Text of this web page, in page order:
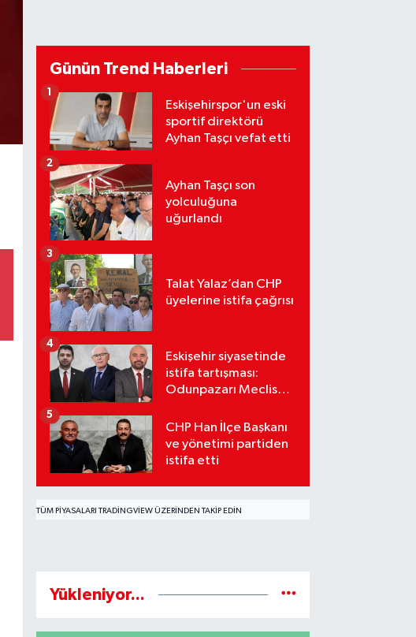
Günün Trend Haberleri
Eskişehirspor'un eski
sportif direktörü
Ayhan Taşçı vefat etti
1
Ayhan Taşçı son
yolculuğuna
uğurlandı
2
Talat Yalaz’dan CHP
üyelerine istifa çağrısı
3
Eskişehir siyasetinde
istifa tartışması:
Odunpazarı Meclis
medyada karşı karşıya
geldi
4
CHP Han İlçe Başkanı
ve yönetimi partiden
istifa etti
5
TÜM PIYASALARI TRADINGVIEW ÜZERINDEN TAKIP EDIN
Yükleniyor...